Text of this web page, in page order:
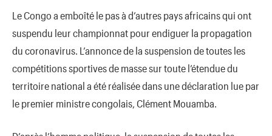
Le Congo a emboîté le pas à d’autres pays africains qui ont
suspendu leur championnat pour endiguer la propagation
du coronavirus. L’annonce de la suspension de toutes les
compétitions sportives de masse sur toute l’étendue du
territoire national a été réalisée dans une déclaration lue par
le premier ministre congolais, Clément Mouamba.